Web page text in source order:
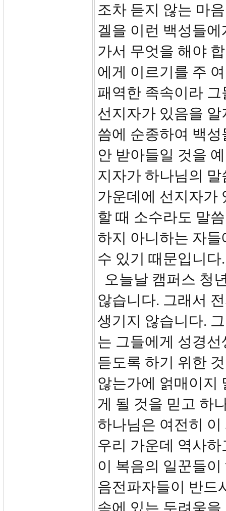
조차 듣지 않는 마
겔을 이런 백성들
가서 무엇을 해야
에게 이르기를 주
패역한 족속이라
선지자가 있음을
씀에 순종하여 백
안 받아들일 것을
지자가 하나님의
가운데에 선지자가
할 때 소수라도 말
하지 아니하는 자
수 있기 때문입니다.
오늘날 캠퍼스 청
않습니다. 그래서
생기지 않습니다.
는 그들에게 성경
듣도록 하기 위한
않는가에 얽매이지
게 될 것을 믿고 하
하나님은 여전히
우리 가운데 역사
이 복음의 일꾼들
음전파자들이 반드
속에 있는 두려움